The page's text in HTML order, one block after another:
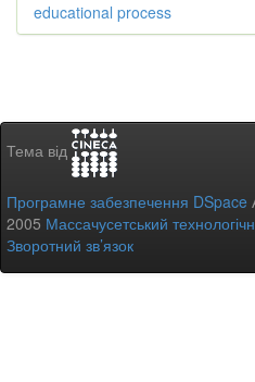
educational process
Тема від
Програмне забезпечення DSpace
2005 Массачусетський
Зворотний зв’язок